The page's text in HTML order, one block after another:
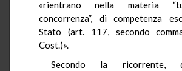
«rientrano nella materia
concorrenza”, di competenza
Stato (art. 117, secondo
Cost.)».
Secondo la ricorrente,